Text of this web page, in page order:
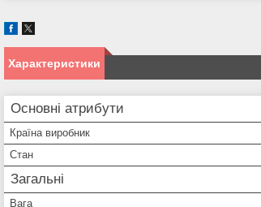
Характеристики
Основні атрибути
Країна виробник
Стан
Загальні
Вага